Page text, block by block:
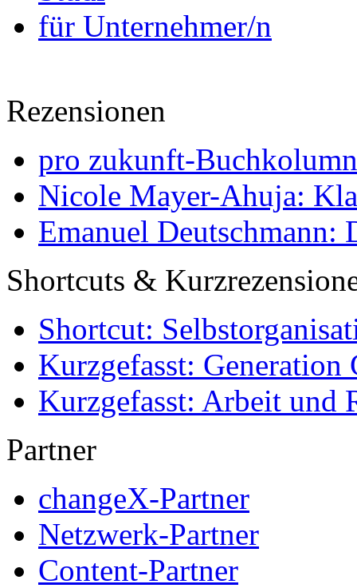
für Unternehmer/n
Rezensionen
pro zukunft-
Nicole Mayer-Ahuja:
Emanuel Deutschmann:
Shortcuts &
Shortcut:
Kurzgefasst: Generation
Kurzgefasst: Arbeit und
Partner
changeX-Partner
Netzwerk-Partner
Content-Partner